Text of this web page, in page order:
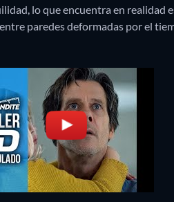
lo que encuentra en realidad
paredes deformadas por el